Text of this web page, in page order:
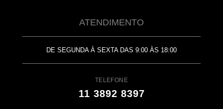
ATENDIMENTO
DE SEGUNDA À SEXTA DAS 9:00 ÀS 18:00
TELEFONE
11 3892 8397